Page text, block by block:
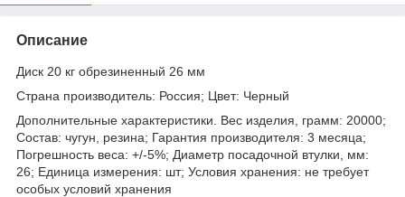
Описание
Диск 20 кг обрезиненный 26 мм
Страна производитель: Россия; Цвет: Черный
Дополнительные характеристики. Вес изделия, грамм: 20000;
Состав: чугун, резина; Гарантия производителя: 3 месяца;
Погрешность веса: +/-5%; Диаметр посадочной втулки, мм:
26; Единица измерения: шт; Условия хранения: не требует
особых условий хранения